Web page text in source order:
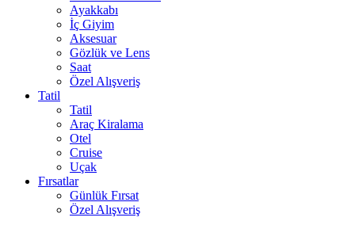
Ayakkabı
İç Giyim
Aksesuar
Gözlük ve Lens
Saat
Özel Alışveriş
Tatil
Tatil
Araç Kiralama
Otel
Cruise
Uçak
Fırsatlar
Günlük Fırsat
Özel Alışveriş